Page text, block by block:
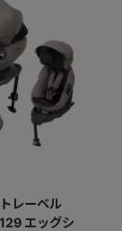
レーベル
エッグシ